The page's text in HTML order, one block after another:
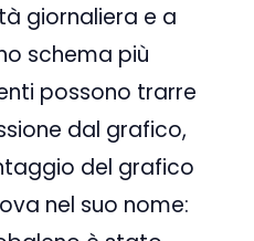
giornaliera e a
schema più
possono trarre
dal grafico,
del grafico
nel suo nome: